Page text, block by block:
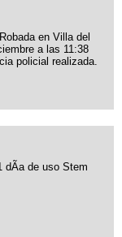
en Villa del
a las 11:38
policial realizada.
dÃ­a de uso Stem